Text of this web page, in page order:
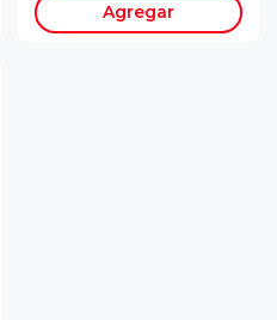
Agregar